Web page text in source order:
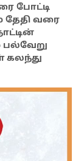
போட்டி
தேதி வரை
பல்வேறு
கலந்து